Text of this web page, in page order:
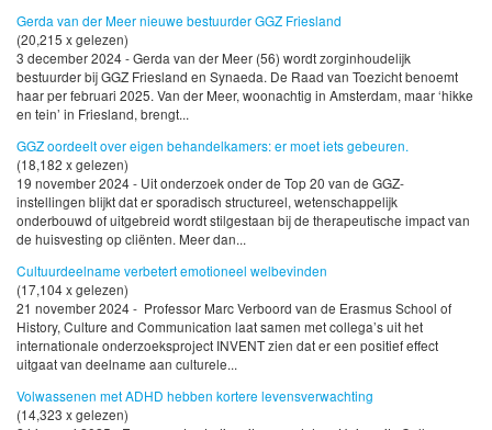
Gerda van der Meer nieuwe bestuurder GGZ Friesland
(20,215 x gelezen)
3 december 2024 - Gerda van der Meer (56) wordt zorginhoudelijk
bestuurder bij GGZ Friesland en Synaeda. De Raad van Toezicht benoemt
haar per februari 2025. Van der Meer, woonachtig in Amsterdam, maar ‘hikke
en tein’ in Friesland, brengt...
GGZ oordeelt over eigen behandelkamers: er moet iets gebeuren.
(18,182 x gelezen)
19 november 2024 - Uit onderzoek onder de Top 20 van de GGZ-
instellingen blijkt dat er sporadisch structureel, wetenschappelijk
onderbouwd of uitgebreid wordt stilgestaan bij de therapeutische impact van
de huisvesting op cliënten. Meer dan...
Cultuurdeelname verbetert emotioneel welbevinden
(17,104 x gelezen)
21 november 2024 - Professor Marc Verboord van de Erasmus School of
History, Culture and Communication laat samen met collega’s uit het
internationale onderzoeksproject INVENT zien dat er een positief effect
uitgaat van deelname aan culturele...
Volwassenen met ADHD hebben kortere levensverwachting
(14,323 x gelezen)